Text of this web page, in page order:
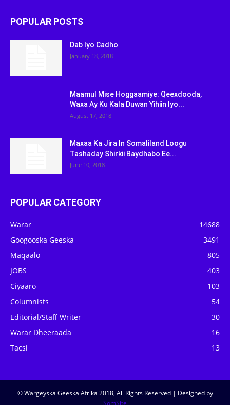
POPULAR POSTS
Dab Iyo Cadho
January 18, 2018
Maamul Mise Hoggaamiye: Qeexdooda,
Waxa Ay Ku Kala Duwan Yihiin Iyo...
August 17, 2018
Maxaa Ka Jira In Somaliland Loogu
Tashaday Shirkii Baydhabo Ee...
June 10, 2018
POPULAR CATEGORY
Warar
14688
Googooska Geeska
3491
Maqaalo
805
JOBS
403
Ciyaaro
103
Columnists
54
Editorial/Staff Writer
30
Warar Dheeraada
16
Tacsi
13
© Wargeyska Geeska Afrika 2018, All Rights Reserved | Designed by
SomSite